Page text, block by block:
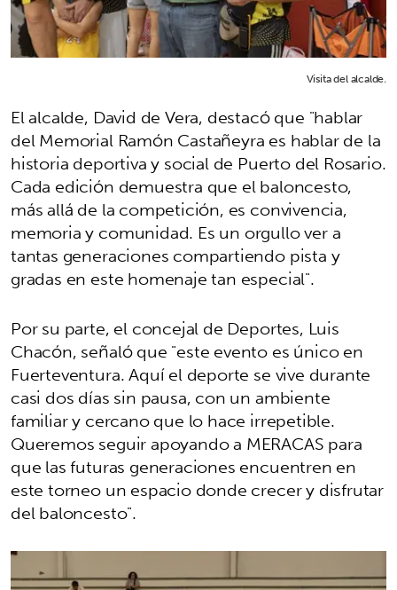
Visita del alcalde.
El alcalde, David de Vera, destacó que "hablar
del Memorial Ramón Castañeyra es hablar de la
historia deportiva y social de Puerto del Rosario.
Cada edición demuestra que el baloncesto,
más allá de la competición, es convivencia,
memoria y comunidad. Es un orgullo ver a
tantas generaciones compartiendo pista y
gradas en este homenaje tan especial".
Por su parte, el concejal de Deportes, Luis
Chacón, señaló que "este evento es único en
Fuerteventura. Aquí el deporte se vive durante
casi dos días sin pausa, con un ambiente
familiar y cercano que lo hace irrepetible.
Queremos seguir apoyando a MERACAS para
que las futuras generaciones encuentren en
este torneo un espacio donde crecer y disfrutar
del baloncesto".